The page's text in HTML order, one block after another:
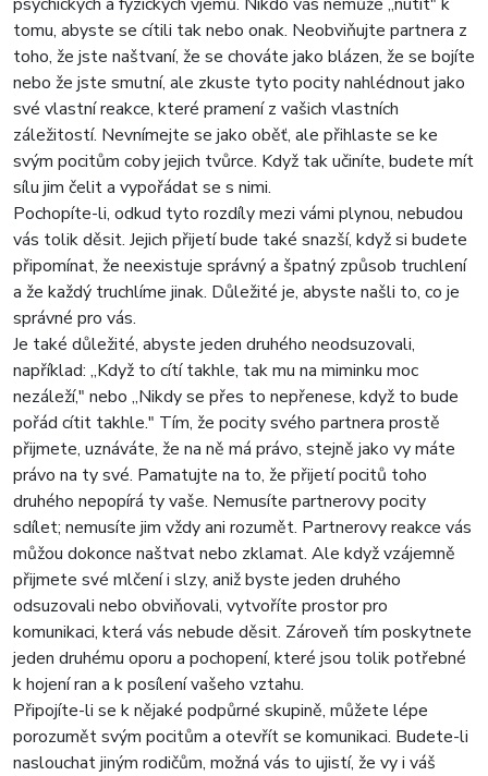
tomu, abyste se cítili tak nebo onak. Neobviňujte partnera z
toho, že jste naštvaní, že se chováte jako blázen, že se bojíte
nebo že jste smutní, ale zkuste tyto pocity nahlédnout jako
své vlastní reakce, které pramení z vašich vlastních
záležitostí. Nevnímejte se jako oběť, ale přihlaste se ke
svým pocitům coby jejich tvůrce. Když tak učiníte, budete mít
sílu jim čelit a vypořádat se s nimi.
Pochopíte-li, odkud tyto rozdíly mezi vámi plynou, nebudou
vás tolik děsit. Jejich přijetí bude také snazší, když si budete
připomínat, že neexistuje správný a špatný způsob truchlení
a že každý truchlíme jinak. Důležité je, abyste našli to, co je
správné pro vás.
Je také důležité, abyste jeden druhého neodsuzovali,
například: „Když to cítí takhle, tak mu na miminku moc
nezáleží," nebo „Nikdy se přes to nepřenese, když to bude
pořád cítit takhle." Tím, že pocity svého partnera prostě
přijmete, uznáváte, že na ně má právo, stejně jako vy máte
právo na ty své. Pamatujte na to, že přijetí pocitů toho
druhého nepopírá ty vaše. Nemusíte partnerovy pocity
sdílet; nemusíte jim vždy ani rozumět. Partnerovy reakce vás
můžou dokonce naštvat nebo zklamat. Ale když vzájemně
přijmete své mlčení i slzy, aniž byste jeden druhého
odsuzovali nebo obviňovali, vytvoříte prostor pro
komunikaci, která vás nebude děsit. Zároveň tím poskytnete
jeden druhému oporu a pochopení, které jsou tolik potřebné
k hojení ran a k posílení vašeho vztahu.
Připojíte-li se k nějaké podpůrné skupině, můžete lépe
porozumět svým pocitům a otevřít se komunikaci. Budete-li
naslouchat jiným rodičům, možná vás to ujistí, že vy i váš